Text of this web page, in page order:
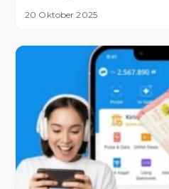
20 Oktober 2025